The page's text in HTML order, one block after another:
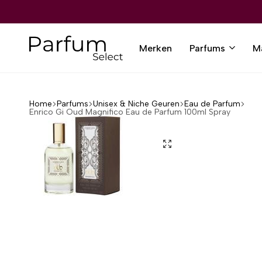
Merken Parfums
Home Parfums Unisex & Niche Geuren Eau de Parfum
Enrico Gi Oud Magnifico Eau de Parfum 100ml Spray